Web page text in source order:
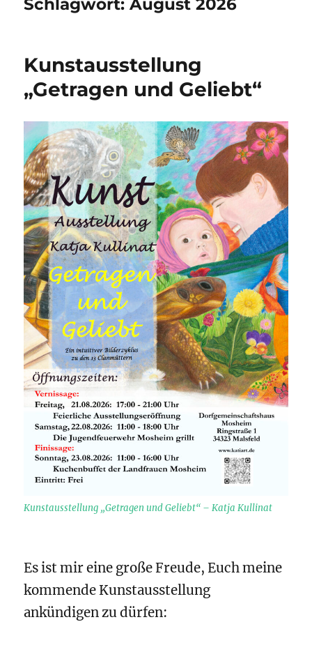
Schlagwort:August 2026
Kunstausstellung
„Getragen und Geliebt“
Kunstausstellung „Getragen und Geliebt“ – Katja Kullinat
Es ist mir eine große Freude, Euch meine
kommende Kunstausstellung
ankündigen zu dürfen: